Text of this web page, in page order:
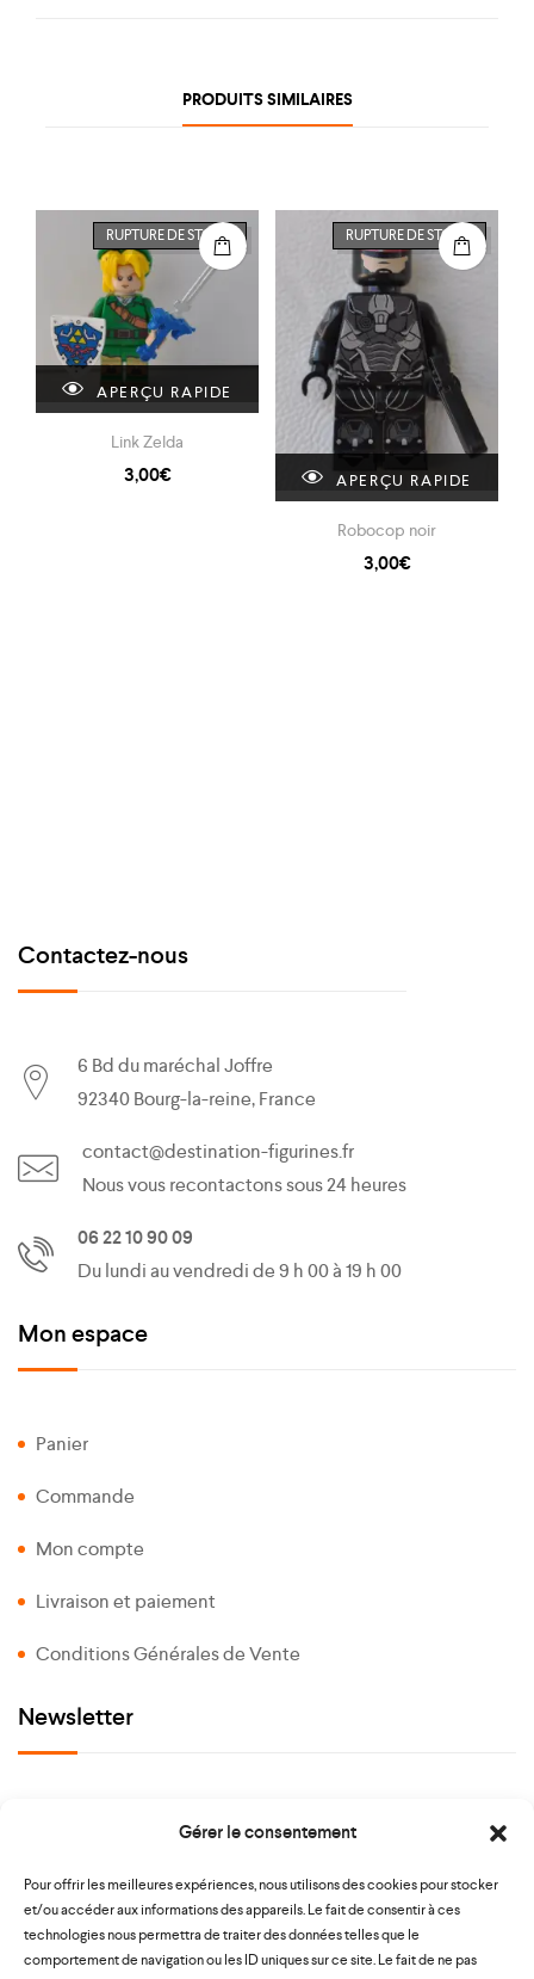
Gérer le consentement
Pour offrir les meilleures expériences, nous utilisons des cookies pour stocker
et/ou accéder aux informations des appareils. Le fait de consentir à ces
technologies nous permettra de traiter des données telles que le
comportement de navigation ou les ID uniques sur ce site. Le fait de ne pas
PRODUITS SIMILAIRES
RUPTURE DE STOCK
APERÇU RAPIDE
Link Zelda
3,00€
RUPTURE DE STOCK
APERÇU RAPIDE
Robocop noir
3,00€
Contactez-nous
6 Bd du maréchal Joffre
92340 Bourg-la-reine, France
contact@destination-figurines.fr
Nous vous recontactons sous 24 heures
06 22 10 90 09
Du lundi au vendredi de 9 h 00 à 19 h 00
Mon espace
Panier
Commande
Mon compte
Livraison et paiement
Conditions Générales de Vente
Newsletter